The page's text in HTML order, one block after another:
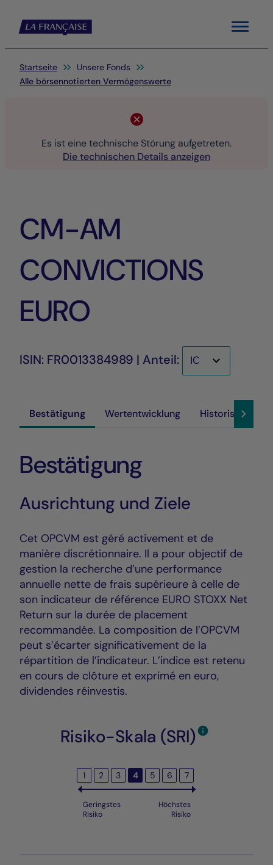
Menu
Sie befinden sich hier:
Startseite
Unsere Fonds
Alle börsennotierten Vermögenswerte
Es ist eine technische Störung aufgetreten.
Die technischen Details anzeigen
CM-AM
CONVICTIONS
EURO
ISIN: FR0013384989 | Anteil:
Bestätigung Wertentwicklung Historische
Bestätigung
Ausrichtung und Ziele
Cet OPCVM est géré activement et de
manière discrétionnaire. Il a pour objectif de
gestion la recherche d’une performance
annuelle nette de frais supérieure à celle de
son indicateur de référence EURO STOXX Net
Return sur la durée de placement
recommandée. La composition de l’OPCVM
peut s’écarter significativement de la
répartition de l’indicateur. L’indice est retenu
en cours de clôture et exprimé en euro,
dividendes réinvestis.
Risiko-Skala (SRI)
1 2 3 4 5 6 7
Geringstes
Risiko
Höchstes
Risiko